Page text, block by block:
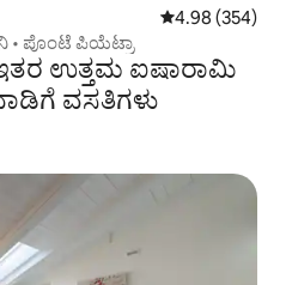
5 ರಲ್ಲಿ 4.98
4.98 (354)
• ಪೊಂಟೆ ಪಿಯೆಟ್ರಾ
ಉತ್ತಮ ಐಷಾರಾಮಿ
ವಸತಿಗಳು